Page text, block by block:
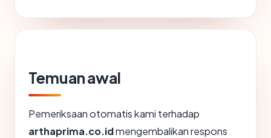
Temuan awal
Pemeriksaan otomatis kami terhadap
arthaprima.co.idmengembalikan respons